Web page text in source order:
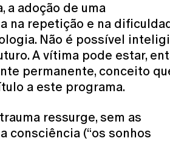
a adoção de uma
na repetição e na
Não é possível
A vítima pode estar,
permanente, conceito
a este programa.
ressurge, sem as
consciência (“os sonhos